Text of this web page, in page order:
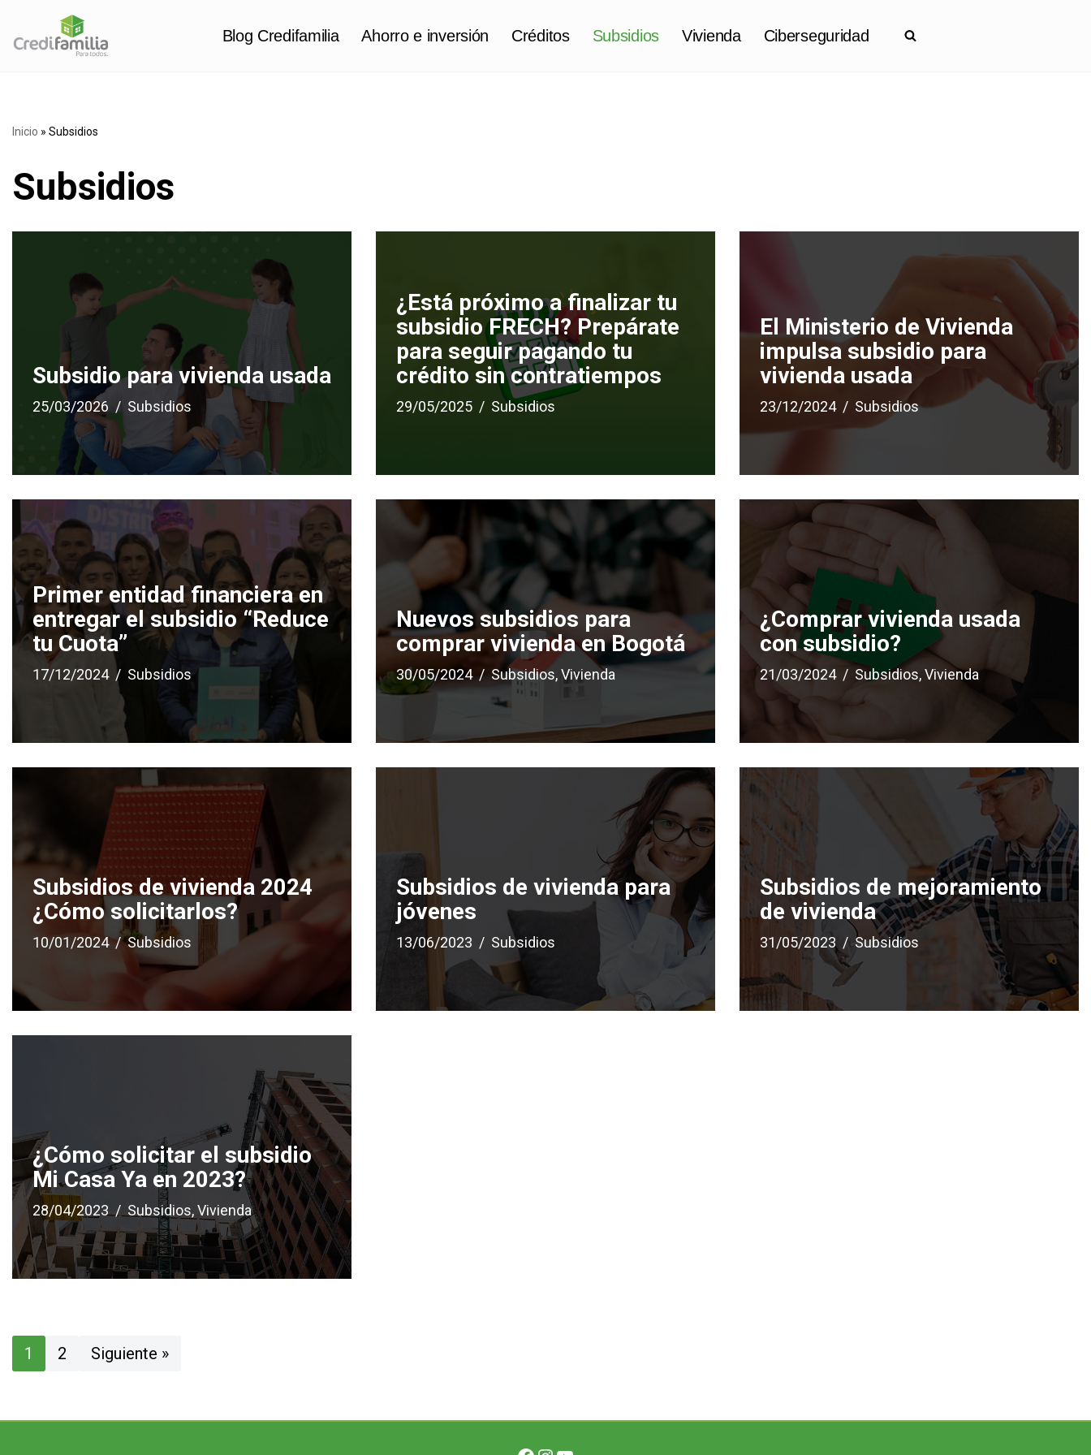
Saltar
Blog Credifamilia Ahorro e inversión Créditos Subsidios Vivienda Ciberseguridad
Inicio » Subsidios
Subsidios
Subsidio para vivienda usada
25/03/2026 Subsidios
¿Está próximo a finalizar tu
subsidio FRECH? Prepárate
para seguir pagando tu
crédito sin contratiempos
29/05/2025 Subsidios
El Ministerio de Vivienda
impulsa subsidio para
vivienda usada
23/12/2024 Subsidios
Primer entidad financiera en
entregar el subsidio “Reduce
tu Cuota”
17/12/2024 Subsidios
Nuevos subsidios para
comprar vivienda en Bogotá
30/05/2024 Subsidios,Vivienda
¿Comprar vivienda usada
con subsidio?
21/03/2024 Subsidios,Vivienda
Subsidios de vivienda 2024
¿Cómo solicitarlos?
10/01/2024 Subsidios
Subsidios de vivienda para
jóvenes
13/06/2023 Subsidios
Subsidios de mejoramiento
de vivienda
31/05/2023 Subsidios
¿Cómo solicitar el subsidio
Mi Casa Ya en 2023?
28/04/2023 Subsidios,Vivienda
1 2 Siguiente »